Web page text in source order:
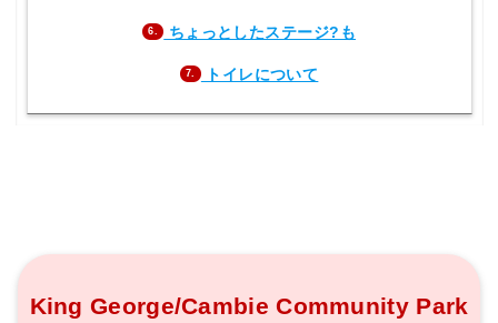
6. ちょっとしたステージ?も
7. トイレについて
King George/Cambie Community Park